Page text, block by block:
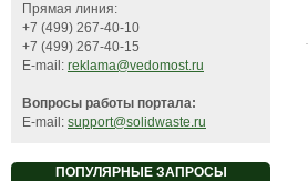
Прямая линия:
+7 (499) 267-40-10
+7 (499) 267-40-15
E-mail: reklama@vedomost.ru
Вопросы работы портала:
E-mail: support@solidwaste.ru
ПОПУЛЯРНЫЕ ЗАПРОСЫ